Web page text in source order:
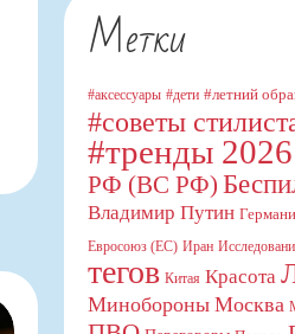
Метки
#аксессуары #дети #летний
#советы
#тренды 2026
РФ (ВС РФ)
Владимир Путин
Евросоюз (ЕС) Иран
тегов Китая Красота
Минобороны Москва